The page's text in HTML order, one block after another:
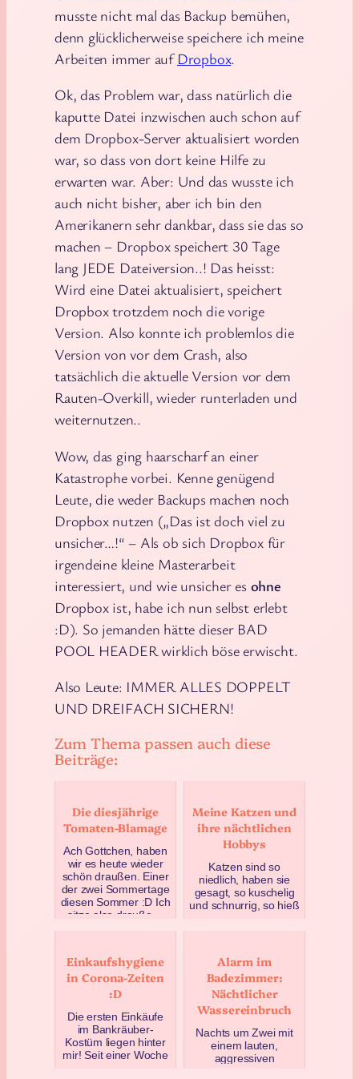
musste nicht mal das Backup bemühen,
denn glücklicherweise speichere ich meine
Arbeiten immer aufDropbox.
Ok, das Problem war, dass natürlich die
kaputte Datei inzwischen auch schon auf
dem Dropbox-Server aktualisiert worden
war, so dass von dort keine Hilfe zu
erwarten war. Aber: Und das wusste ich
auch nicht bisher, aber ich bin den
Amerikanern sehr dankbar, dass sie das so
machen – Dropbox speichert 30 Tage
lang JEDE Dateiversion..! Das heisst:
Wird eine Datei aktualisiert, speichert
Dropbox trotzdem noch die vorige
Version. Also konnte ich problemlos die
Version von vor dem Crash, also
tatsächlich die aktuelle Version vor dem
Rauten-Overkill, wieder runterladen und
weiternutzen..
Wow, das ging haarscharf an einer
Katastrophe vorbei. Kenne genügend
Leute, die weder Backups machen noch
Dropbox nutzen („Das ist doch viel zu
unsicher…!“ – Als ob sich Dropbox für
irgendeine kleine Masterarbeit
interessiert, und wie unsicher es ohne
Dropbox ist, habe ich nun selbst erlebt
:D). So jemanden hätte dieser BAD
POOL HEADER wirklich böse erwischt.
Also Leute: IMMER ALLES DOPPELT
UND DREIFACH SICHERN!
Zum Thema passen auch diese
Beiträge:
Alarm im
Badezimmer:
Nächtlicher
Wassereinbruch
Nachts um Zwei mit
einem lauten,
aggressiven
Die diesjährige
Tomaten-Blamage
Ach Gottchen, haben
wir es heute wieder
schön draußen. Einer
der zwei Sommertage
diesen Sommer :D Ich
sitze also drauße…
Meine Katzen und
ihre nächtlichen
Hobbys
Katzen sind so
niedlich, haben sie
gesagt, so kuschelig
und schnurrig, so hieß
Einkaufshygiene
in Corona-Zeiten
:D
Die ersten Einkäufe
im Bankräuber-
Kostüm liegen hinter
mir! Seit einer Woche